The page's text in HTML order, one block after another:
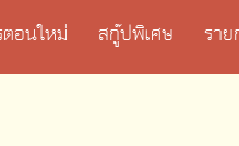
อนใหม่ สกู๊ปพิเศษ รา